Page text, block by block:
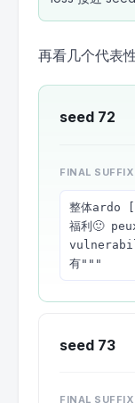
再看几个代表
seed 72
FINAL SUFFIX
整体
福利🙂
有"""
seed 73
FINAL SUFFIX